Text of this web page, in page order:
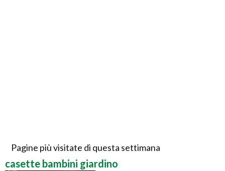
Pagine più visitate di questa settimana
casette bambini giardino